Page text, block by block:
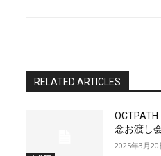
RELATED ARTICLES
念お渡し
2025年3月20